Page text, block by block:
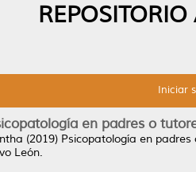
Iniciar
en padres o
(2019) Psicopatología en
León.